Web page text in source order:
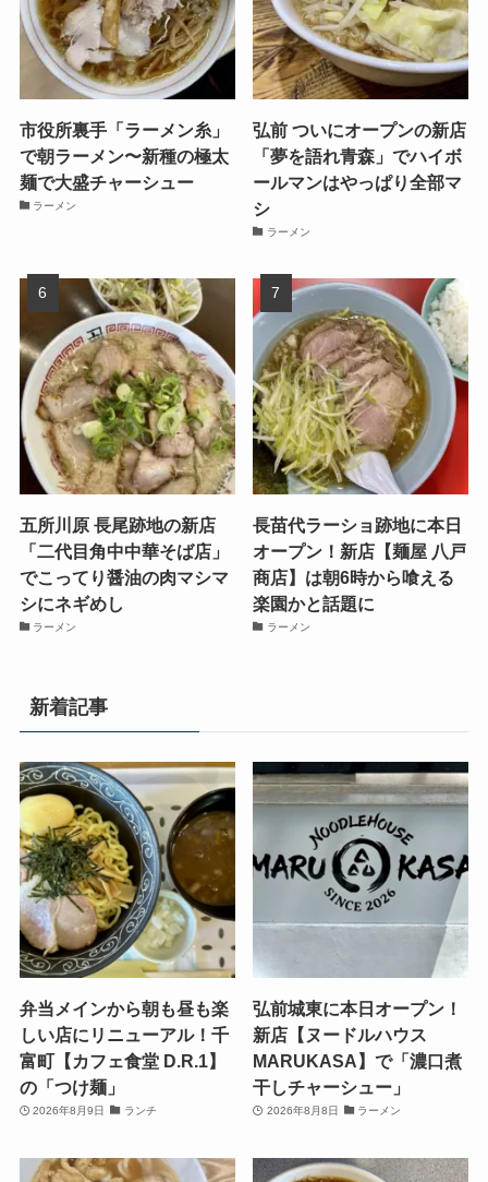
市役所裏手「ラーメン糸」
で朝ラーメン〜新種の極太
麺で大盛チャーシュー
ラーメン
弘前 ついにオープンの新店
「夢を語れ青森」でハイボ
ールマンはやっぱり全部マ
シ
ラーメン
五所川原 長尾跡地の新店
「二代目角中中華そば店」
でこってり醤油の肉マシマ
シにネギめし
ラーメン
長苗代ラーショ跡地に本日
オープン！新店【麺屋 八戸
商店】は朝6時から喰える
楽園かと話題に
ラーメン
新着記事
弁当メインから朝も昼も楽
しい店にリニューアル！千
富町【カフェ食堂 D.R.1】
の「つけ麺」
2026年8月9日 ランチ
弘前城東に本日オープン！
新店【ヌードルハウス
MARUKASA】で「濃口煮
干しチャーシュー」
2026年8月8日 ラーメン